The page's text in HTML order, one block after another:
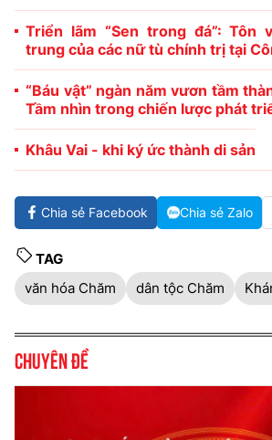
Triển lãm “Sen trong đá”: Tôn
trung của các nữ tù chính trị tại
“Báu vật” ngàn năm vươn tầm
Tầm nhìn trong chiến lược phát
Khâu Vai - khi ký ức thành di sản
Chia sẻ Facebook Chia sẻ Zalo
TAG
văn hóa Chăm
dân tộc Chăm
Chuyên đề